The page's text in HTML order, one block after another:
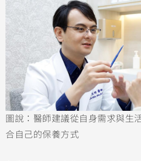
圖說：醫師建議從自身需求與生
合自己的保養方式